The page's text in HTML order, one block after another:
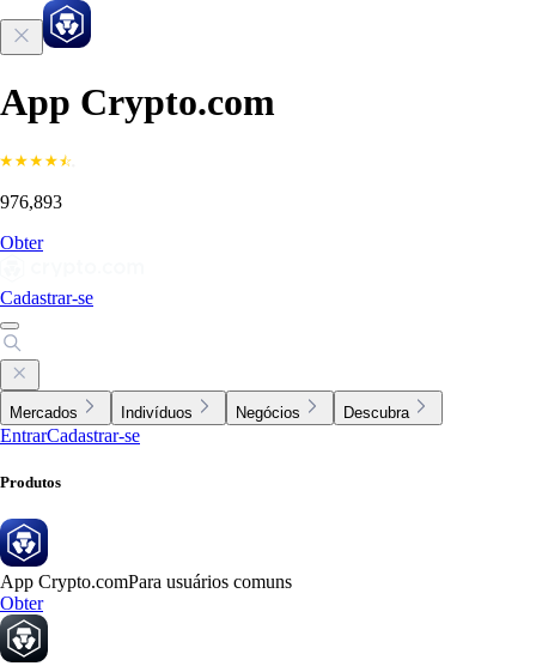
App Crypto.com
976,893
Obter
Cadastrar-se
Mercados Indivíduos Negócios Descubra
EntrarCadastrar-se
Produtos
App Crypto.comPara usuários comuns
Obter